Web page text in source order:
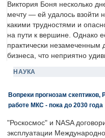
Виктория Боня несколько
мечту — ей удалось взойти
какими трудностями и
на пути к вершине. Однако
практически незамеченным
бизнеса, что неприятно
НАУКА
Вопреки прогнозам
работе МКС - пока до 2030 года
"Роскосмос" и NASA
эксплуатации